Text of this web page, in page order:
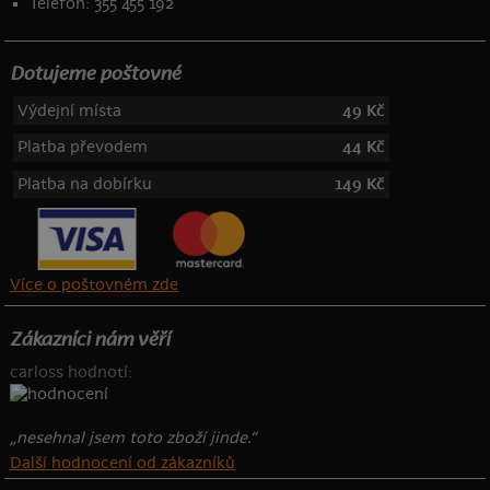
Telefon: 355 455 192
Dotujeme poštovné
Výdejní místa
49 Kč
Platba převodem
44 Kč
Platba na dobírku
149 Kč
Více o poštovném zde
Zákazníci nám věří
carloss hodnotí:
„nesehnal jsem toto zboží jinde.“
Další hodnocení od zákazníků